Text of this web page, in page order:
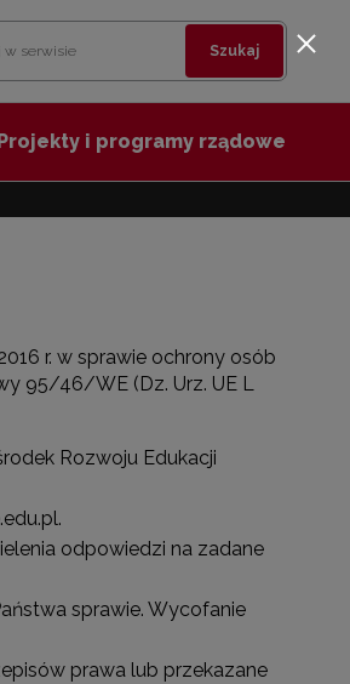
Szukaj
i programy rządowe
r. w sprawie ochrony osób
95/46/WE (Dz. Urz. UE L
Rozwoju Edukacji
odpowiedzi na zadane
sprawie. Wycofanie
prawa lub przekazane